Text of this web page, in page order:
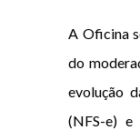
A Oficina
do
evolução
(NFS-e) e